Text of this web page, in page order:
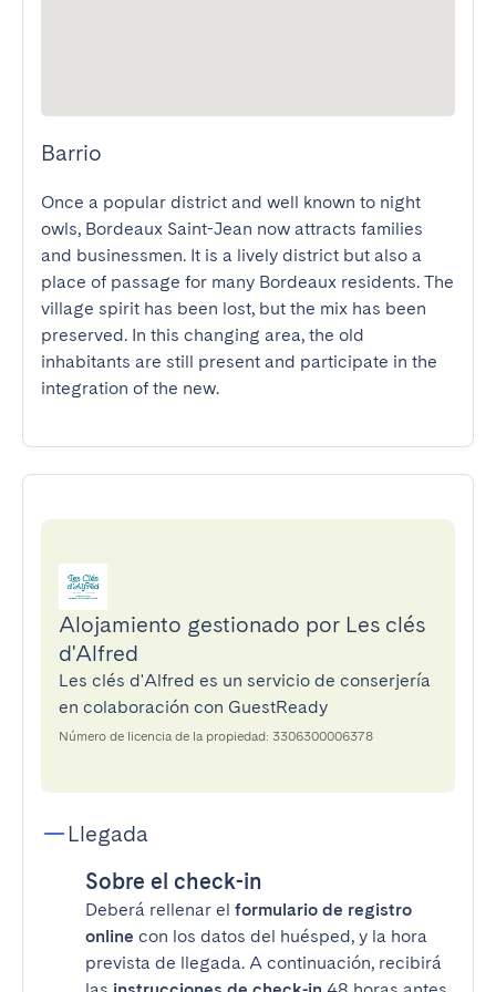
Barrio
Once a popular district and well known to night
owls, Bordeaux Saint-Jean now attracts families
and businessmen. It is a lively district but also a
place of passage for many Bordeaux residents. The
village spirit has been lost, but the mix has been
preserved. In this changing area, the old
inhabitants are still present and participate in the
integration of the new.
Alojamiento gestionado por Les clés
d'Alfred
Les clés d'Alfred es un servicio de conserjería
en colaboración con GuestReady
Número de licencia de la propiedad: 3306300006378
Llegada
Sobre el check-in
Deberá rellenar el formulario de registro
online con los datos del huésped, y la hora
prevista de llegada. A continuación, recibirá